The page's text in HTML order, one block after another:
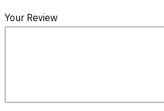
Your Review